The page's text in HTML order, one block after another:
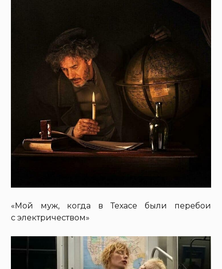
«Мой муж, когда в Техасе были перебои
с электричеством»